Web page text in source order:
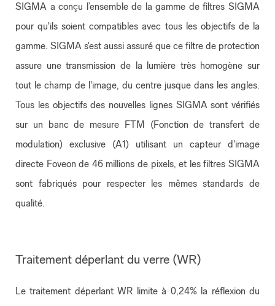
SIGMA a conçu l’ensemble de la gamme de filtres SIGMA
pour qu'ils soient compatibles avec tous les objectifs de la
gamme. SIGMA s'est aussi assuré que ce filtre de protection
assure une transmission de la lumière très homogène sur
tout le champ de l'image, du centre jusque dans les angles.
Tous les objectifs des nouvelles lignes SIGMA sont vérifiés
sur un banc de mesure FTM (Fonction de transfert de
modulation) exclusive (A1) utilisant un capteur d'image
directe Foveon de 46 millions de pixels, et les filtres SIGMA
sont fabriqués pour respecter les mêmes standards de
qualité.
Traitement déperlant du verre (WR)
Le traitement déperlant WR limite à 0,24% la réflexion du